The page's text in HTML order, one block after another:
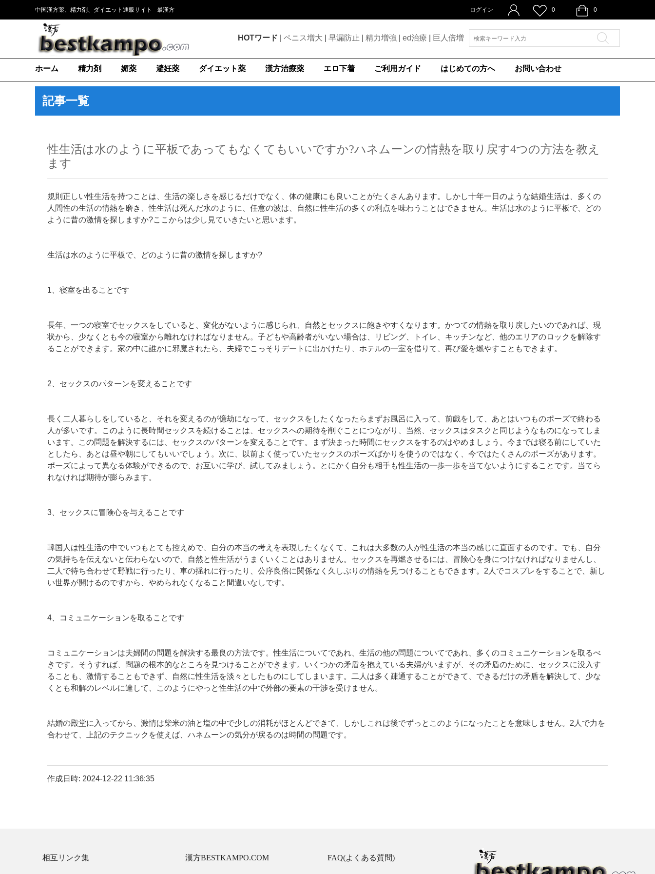
中国漢方薬、精力剤、ダイエット通販サイト - 最漢方 ログイン 0 0
HOTワード ペニス増大 早漏防止 精力増強 ed治療 巨人倍増
ホーム 精力剤 媚薬 避妊薬 ダイエット薬 漢方治療薬 エロ下着 ご利用ガイド はじめての方へ お問い合わせ
記事一覧
性生活は水のように平板であってもなくてもいいですか?ハネムーンの情熱を取り戻す4つの方法を教え
ます
規則正しい性生活を持つことは、生活の楽しさを感じるだけでなく、体の健康にも良いことがたくさんあります。しかし十年一日のような結婚生活は、多くの
人間性の生活の情熱を磨き、性生活は死んだ水のように、任意の波は、自然に性生活の多くの利点を味わうことはできません。生活は水のように平板で、どの
ように昔の激情を探しますか?ここからは少し見ていきたいと思います。
生活は水のように平板で、どのように昔の激情を探しますか?
1、寝室を出ることです
長年、一つの寝室でセックスをしていると、変化がないように感じられ、自然とセックスに飽きやすくなります。かつての情熱を取り戻したいのであれば、現
状から、少なくとも今の寝室から離れなければなりません。子どもや高齢者がいない場合は、リビング、トイレ、キッチンなど、他のエリアのロックを解除す
ることができます。家の中に誰かに邪魔されたら、夫婦でこっそりデートに出かけたり、ホテルの一室を借りて、再び愛を燃やすこともできます。
2、セックスのパターンを変えることです
長く二人暮らしをしていると、それを変えるのが億劫になって、セックスをしたくなったらまずお風呂に入って、前戯をして、あとはいつものポーズで終わる
人が多いです。このように長時間セックスを続けることは、セックスへの期待を削ぐことにつながり、当然、セックスはタスクと同じようなものになってしま
います。この問題を解決するには、セックスのパターンを変えることです。まず決まった時間にセックスをするのはやめましょう。今までは寝る前にしていた
としたら、あとは昼や朝にしてもいいでしょう。次に、以前よく使っていたセックスのポーズばかりを使うのではなく、今ではたくさんのポーズがあります。
ポーズによって異なる体験ができるので、お互いに学び、試してみましょう。とにかく自分も相手も性生活の一歩一歩を当てないようにすることです。当てら
れなければ期待が膨らみます。
3、セックスに冒険心を与えることです
韓国人は性生活の中でいつもとても控えめで、自分の本当の考えを表現したくなくて、これは大多数の人が性生活の本当の感じに直面するのです。でも、自分
の気持ちを伝えないと伝わらないので、自然と性生活がうまくいくことはありません。セックスを再燃させるには、冒険心を身につけなければなりませんし、
二人で待ち合わせて野戦に行ったり、車の揺れに行ったり、公序良俗に関係なく久しぶりの情熱を見つけることもできます。2人でコスプレをすることで、新し
い世界が開けるのですから、やめられなくなること間違いなしです。
4、コミュニケーションを取ることです
コミュニケーションは夫婦間の問題を解決する最良の方法です。性生活についてであれ、生活の他の問題についてであれ、多くのコミュニケーションを取るべ
きです。そうすれば、問題の根本的なところを見つけることができます。いくつかの矛盾を抱えている夫婦がいますが、その矛盾のために、セックスに没入す
ることも、激情することもできず、自然に性生活を淡々としたものにしてしまいます。二人は多く疎通することができて、できるだけの矛盾を解決して、少な
くとも和解のレベルに達して、このようにやっと性生活の中で外部の要素の干渉を受けません。
結婚の殿堂に入ってから、激情は柴米の油と塩の中で少しの消耗がほとんどできて、しかしこれは後でずっとこのようになったことを意味しません。2人で力を
合わせて、上記のテクニックを使えば、ハネムーンの気分が戻るのは時間の問題です。
作成日時: 2024-12-22 11:36:35
相互リンク集 漢方BESTKAMPO.COM FAQ(よくある質問)